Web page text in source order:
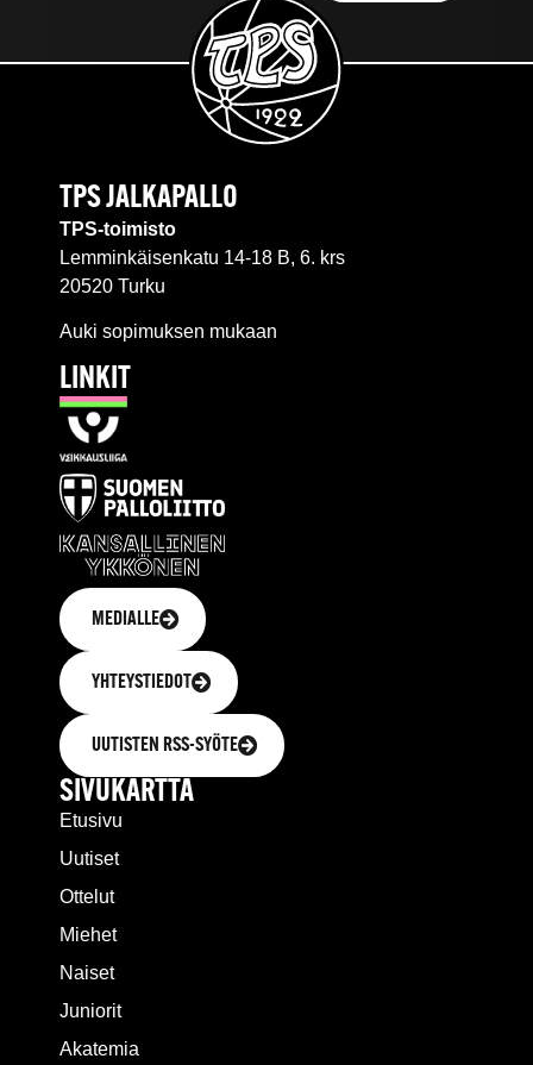
TPS JALKAPALLO
TPS-toimisto
Lemminkäisenkatu 14-18 B, 6. krs
20520 Turku
Auki sopimuksen mukaan
LINKIT
MEDIALLE
YHTEYSTIEDOT
UUTISTEN RSS-SYÖTE
SIVUKARTTA
Etusivu
Uutiset
Ottelut
Miehet
Naiset
Juniorit
Akatemia